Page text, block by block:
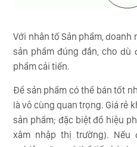
Với nhân tố Sản phẩm,
sản phẩm đúng đắn, cho dù
phẩm cải tiến.
Để sản phẩm có thể bán tốt
là vô cùng quan trọng. Giá rẻ
sản phẩm; đặc biệt đồ hiệu
xâm nhập thị trường). Nếu